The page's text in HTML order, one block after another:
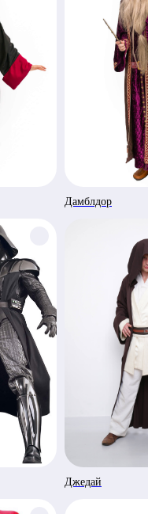
Дамблдор
Джедай
ШОУ НА ВАШЕМ ПРАЗДНИКЕ
«Рубин
Ковалевской,
Сделано с любовью
by Pijamas studio